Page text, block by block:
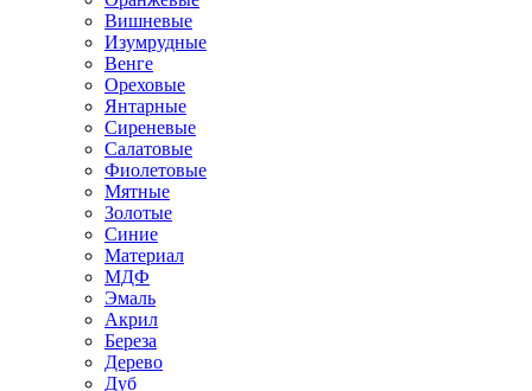
Вишневые
Изумрудные
Венге
Ореховые
Янтарные
Сиреневые
Салатовые
Фиолетовые
Мятные
Золотые
Синие
Материал
МДФ
Эмаль
Акрил
Береза
Дерево
Дуб